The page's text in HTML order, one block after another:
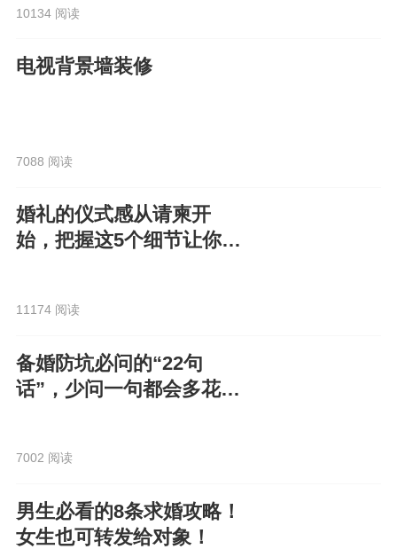
10134 阅读
电视背景墙装修
7088 阅读
婚礼的仪式感从请柬开
始，把握这5个细节让你的
11174 阅读
备婚防坑必问的“22句
话”，少问一句都会多花
7002 阅读
男生必看的8条求婚攻略！
女生也可转发给对象！